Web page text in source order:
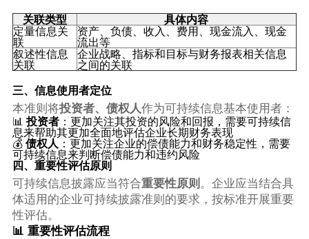
关联类型 具体内容
定量信息关
联
资产、负债、收入、费用、现金流入、现金
流出等
叙述性信息
关联
企业战略、指标和目标与财务报表相关信息
之间的关联
三、信息使用者定位
本准则将投资者、债权人作为可持续信息基本使用者：
📊投资者：更加关注其投资的风险和回报，需要可持续信
息来帮助其更加全面地评估企业长期财务表现
💰债权人：更加关注企业的偿债能力和财务稳定性，需要
可持续信息来判断偿债能力和违约风险
四、重要性评估原则
可持续信息披露应当符合重要性原则。企业应当结合具
体适用的企业可持续披露准则的要求，按标准开展重要
性评估。
📊 重要性评估流程